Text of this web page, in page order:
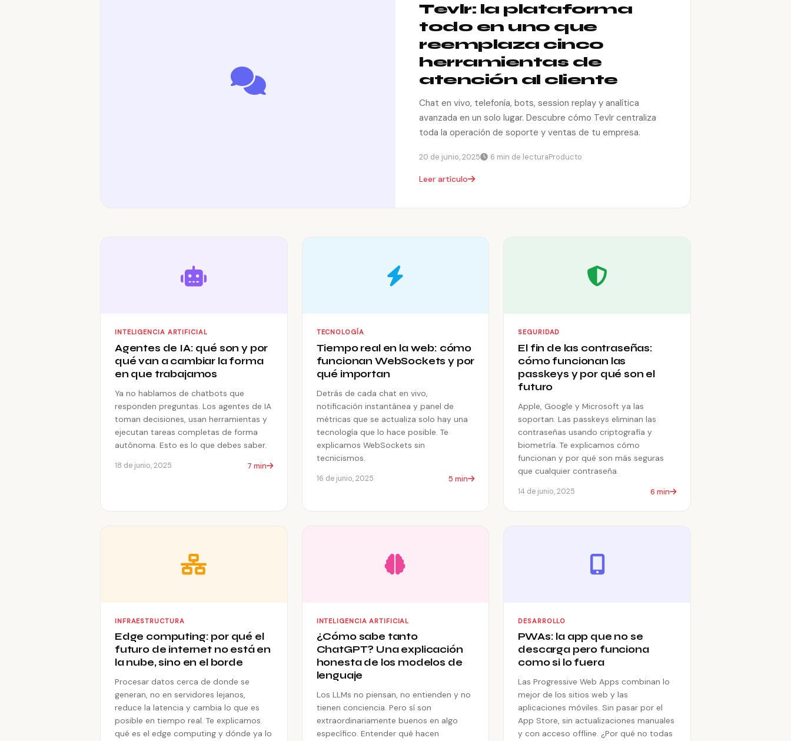
Tevlr: la plataforma
todo en uno que
reemplaza cinco
herramientas de
atención al cliente
Chat en vivo, telefonía, bots, session replay y analítica
avanzada en un solo lugar. Descubre cómo Tevlr centraliza
toda la operación de soporte y ventas de tu empresa.
20 de junio, 2025 6 min de lecturaProducto
Leer artículo
INTELIGENCIA ARTIFICIAL
Agentes de IA: qué son y por
qué van a cambiar la forma
en que trabajamos
Ya no hablamos de chatbots que
responden preguntas. Los agentes de IA
toman decisiones, usan herramientas y
ejecutan tareas completas de forma
autónoma. Esto es lo que debes saber.
18 de junio, 2025 7 min
TECNOLOGÍA
Tiempo real en la web: cómo
funcionan WebSockets y por
qué importan
Detrás de cada chat en vivo,
notificación instantánea y panel de
métricas que se actualiza solo hay una
tecnología que lo hace posible. Te
explicamos WebSockets sin
tecnicismos.
16 de junio, 2025 5 min
SEGURIDAD
El fin de las contraseñas:
cómo funcionan las
passkeys y por qué son el
futuro
Apple, Google y Microsoft ya las
soportan. Las passkeys eliminan las
contraseñas usando criptografía y
biometría. Te explicamos cómo
funcionan y por qué son más seguras
que cualquier contraseña.
14 de junio, 2025 6 min
INFRAESTRUCTURA
Edge computing: por qué el
futuro de internet no está en
la nube, sino en el borde
Procesar datos cerca de donde se
generan, no en servidores lejanos,
reduce la latencia y cambia lo que es
posible en tiempo real. Te explicamos
qué es el edge computing y dónde ya lo
INTELIGENCIA ARTIFICIAL
¿Cómo sabe tanto
ChatGPT? Una explicación
honesta de los modelos de
lenguaje
Los LLMs no piensan, no entienden y no
tienen conciencia. Pero sí son
extraordinariamente buenos en algo
específico. Entender qué hacen
DESARROLLO
PWAs: la app que no se
descarga pero funciona
como si lo fuera
Las Progressive Web Apps combinan lo
mejor de los sitios web y las
aplicaciones móviles. Sin pasar por el
App Store, sin actualizaciones manuales
y con acceso offline. ¿Por qué no todas